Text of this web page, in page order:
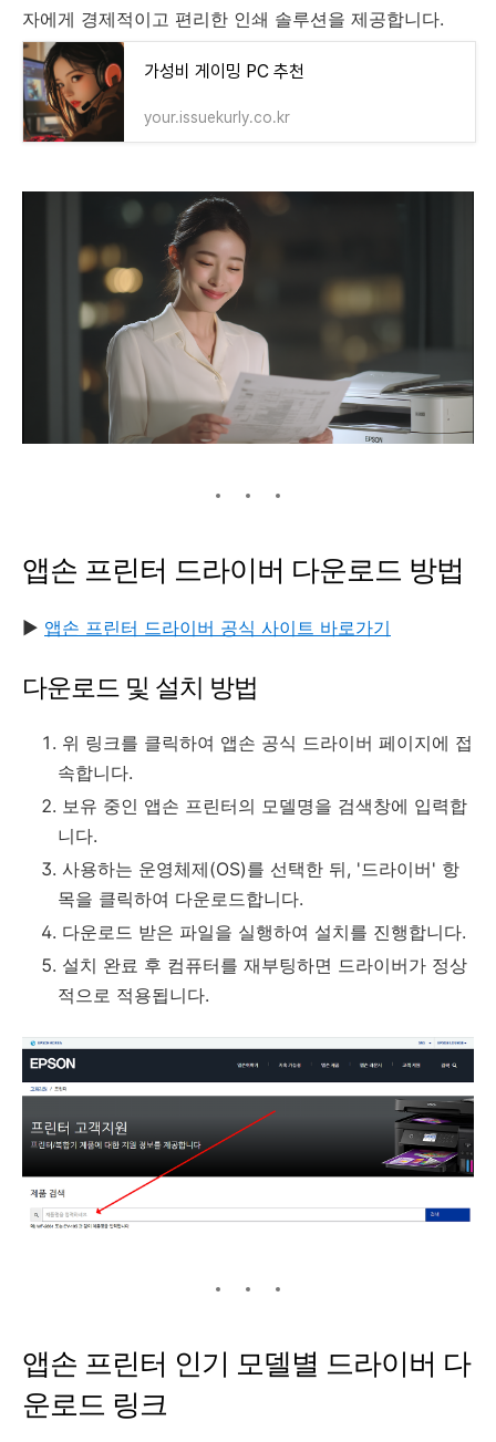
자에게 경제적이고 편리한 인쇄 솔루션을 제공합니다.
가성비 게이밍 PC 추천
your.issuekurly.co.kr
앱손 프린터 드라이버 다운로드 방법
▶ 앱손 프린터 드라이버 공식 사이트 바로가기
다운로드 및 설치 방법
위 링크를 클릭하여 앱손 공식 드라이버 페이지에 접
속합니다.
보유 중인 앱손 프린터의 모델명을 검색창에 입력합
니다.
사용하는 운영체제(OS)를 선택한 뒤, '드라이버' 항
목을 클릭하여 다운로드합니다.
다운로드 받은 파일을 실행하여 설치를 진행합니다.
설치 완료 후 컴퓨터를 재부팅하면 드라이버가 정상
적으로 적용됩니다.
앱손 프린터 인기 모델별 드라이버 다
운로드 링크